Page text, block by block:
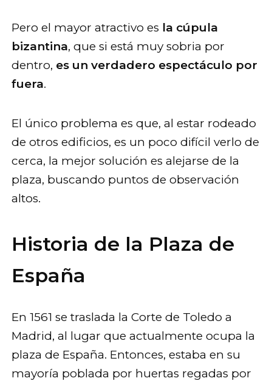
Pero el mayor atractivo es la cúpula
bizantina, que si está muy sobria por
dentro, es un verdadero espectáculo por
fuera.
El único problema es que, al estar rodeado
de otros edificios, es un poco difícil verlo de
cerca, la mejor solución es alejarse de la
plaza, buscando puntos de observación
altos.
Historia de la Plaza de
España
En 1561 se traslada la Corte de Toledo a
Madrid, al lugar que actualmente ocupa la
plaza de España. Entonces, estaba en su
mayoría poblada por huertas regadas por